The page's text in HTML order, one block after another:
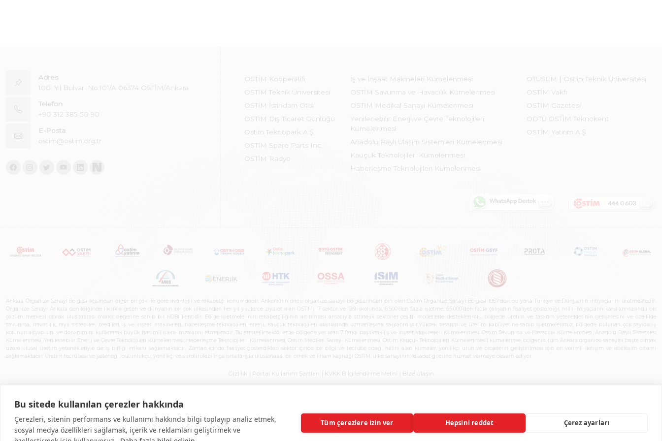
Adres
100. Yıl Bulvarı No:101/A 06374 OSTİM/Ankara
Telefon
+90 312 385 50 90
E-Posta
ostim@ostim.org.tr
OSTİM Kooperatifi
OSTİM Teknik Üniversitesi
OSTİM İstihdam Ofisi
OSTİM Dış Ticaret Günlüğü
Ostim Teknopark A.Ş.
OSTİM Spare Parts Inc.
OSTİM Radyo
İş ve İnşaat Makineleri Kümelenmesi
OSTİM Savunma ve Havacılık Kümelenmesi
OSTİM Medikal Sanayi Kümelenmesi
Yenilenebilir Enerji ve Çevre Teknolojileri
Kümelenmesi
Anadolu Raylı Ulaşım Sistemleri Kümelenmesi
Kauçuk Teknolojileri Kümelenmesi
Haberleşme Teknolojileri Kümelenmesi
OTÜSEM | Ostim Teknik Üniversitesi
OSTİM Vakfı
OSTİM Gazetesi
ODTÜ OSTİM Teknokent
OSTİM Yatırım A.Ş.
Ankara Organize Sanayi Bölgesi açısından diğer bir çok ile göre avantajlı ve rekabetçi konumdadır. Ankara’nın öncü organize sanayi bölgelerinden biri olan Ostim Organize Sanayi Bölgesi 1967’den bu yana Türkiye ve Dünya’nın ihtiyaçlarını üretmektedir.
Organize Sanayi Ankara denildiğinde ilk akla gelen ve dünyanın bir çok ülkesinden her yıl yüzlerce ziyaret alan OSTİM, 17 sektör ve 139 işkolunda, 6.500’den fazla işletme, 65.000’den fazla çalışanın faaliyet gösterdiği, milli ihtiyaçların karşılanmasında bir
çözüm merkezi olarak uluslararası marka değerine sahip bir KOBİ kentidir. Bölge işletmelerinin rekabetçiliğinin artırılması amacıyla stratejik sektörler çeşitli modellerle desteklenmiş, bölgede üretim ve tasarım yeteneklerinin gelişmesini ve özellikle
savunma, havacılık, raylı sistemler, medikal, iş ve inşaat makineleri, haberleşme teknolojileri, enerji, kauçuk teknolojileri alanlarında uzmanlaşma sağlanmıştır.Yüksek tasarım ve üretim kabiliyetine sahip işletmelerimiz, bölgede bulunan çok sayıda iş
kolunun altyapısını ve donanımını kullanarak büyük hacimli işlere imzalarını atmaktadır. Bu stratejik sektörlerde bölgede yer alan 7 farklı başlıktaki(İş ve inşaat Makineleri Kümelenmesi, Ostim Savunma ve Havacılık Kümelenmesi, Anadolu Raylı Sistemler
Kümelenmesi, Yenilenebilir Enerji ve Çevre Teknolojileri Kümelenmesi, Haberleşme Teknolojileri Kümelenmesi, Ostim Medikal Sanayi Kümelenmesi, Ostim Kauçuk Teknolojileri Kümelenmesi) kümelenme, bölgenin tüm Ankara organize sanayisi başta olmak
üzere ulusal üretim yetenekleriyle de iş birliği imkanı sağlamaktadır. Zaman içinde faaliyet gösterdikleri sektör içinde bir bilgi ve tecrübe odağı halini alan kümeler, yenilikçi ürün ve projelerin geliştirilmesi için en verimli iletişim ve etkileşim ortamı
sağlamaktadır. Üretim tecrübesi ve yeteneği; bütünlükçü, yenilikçi ve sürdürülebilir çalışmalarıyla uluslararası bir örnek ve ilham kaynağı OSTİM, ülke sanayinin rekabet gücüne hizmet vermeye devam ediyor.
Gizlilik | Portal Kullanım Şartları | KVKK Bilgilendirme Metni | Bize Ulaşın
Bu sitede kullanılan çerezler hakkında
Çerezleri, sitenin performans ve kullanımı hakkında bilgi toplayıp analiz etmek,
sosyal medya özellikleri sağlamak, içerik ve reklamları geliştirmek ve
Tüm çerezlere izin ver Hepsini reddet Çerez ayarları